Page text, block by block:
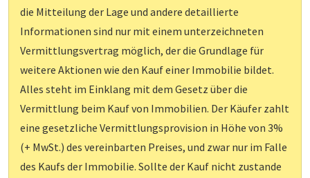
die Mitteilung der Lage und andere detaillierte
Informationen sind nur mit einem unterzeichneten
Vermittlungsvertrag möglich, der die Grundlage für
weitere Aktionen wie den Kauf einer Immobilie bildet.
Alles steht im Einklang mit dem Gesetz über die
Vermittlung beim Kauf von Immobilien. Der Käufer zahlt
eine gesetzliche Vermittlungsprovision in Höhe von 3%
(+ MwSt.) des vereinbarten Preises, und zwar nur im Falle
des Kaufs der Immobilie. Sollte der Kauf nicht zustande